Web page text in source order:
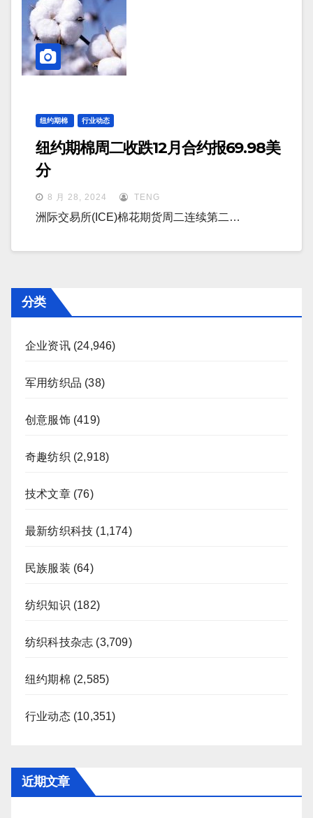
纽约期棉 行业动态
纽约期棉周二收跌12月合约报69.98美
分
8 月 28, 2024 TENG
洲际交易所(ICE)棉花期货周二连续第二…
分类
企业资讯(24,946)
军用纺织品 (38)
创意服饰(419)
奇趣纺织 (2,918)
技术文章(76)
最新纺织科技 (1,174)
民族服装 (64)
纺织知识 (182)
纺织科技杂志 (3,709)
纽约期棉 (2,585)
行业动态(10,351)
近期文章